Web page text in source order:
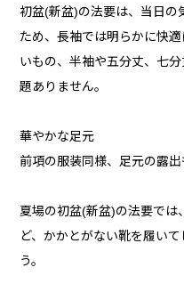
初盆(新盆)の法要は、当日の
ため、長袖では明らかに快
いもの、半袖や五分丈、七
題ありません。
華やかな足元
前項の服装同様、足元の露出
夏場の初盆(新盆)の法要では
ど、かかとがない靴を履い
う。